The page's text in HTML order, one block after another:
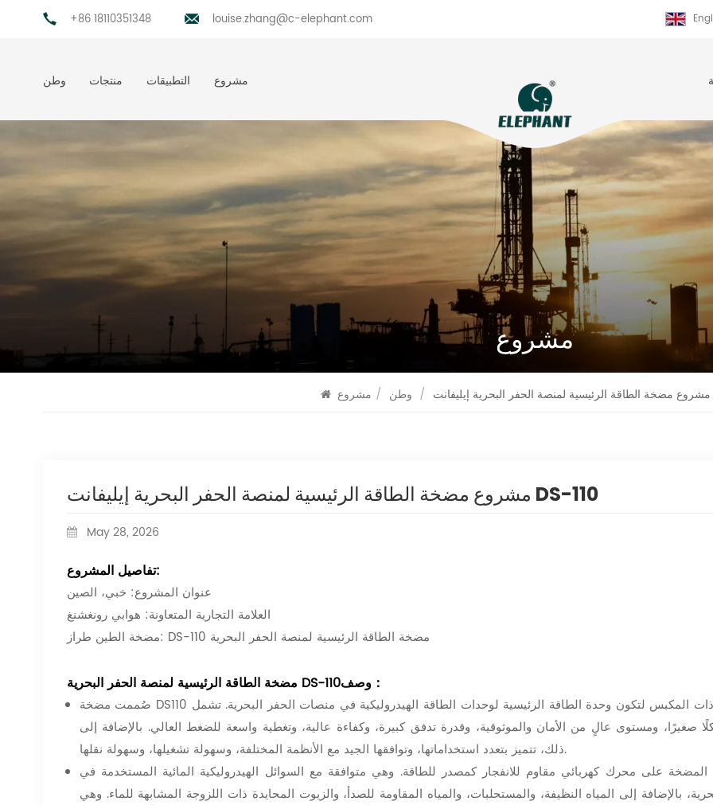
+86 18110351348 louise.zhang@c-elephant.com
وطن منتجات التطبيقات مشروع
مشروع
وطن / مشروع /
مشروع مضخة الطاقة الرئيسية لمنصة الحفر البحرية إيليفانت DS-110
May 28, 2026
تفاصيل المشروع:
عنوان المشروع: خبي، الصين
العلامة التجارية المتعاونة: هوابي رونغشنغ
مضخة الطين طراز: DS-110 مضخة الطاقة الرئيسية لمنصة الحفر البحرية
مضخة الطاقة الرئيسية لمنصة الحفر البحرية DS-110وصف：
صُممت مضخة DS110 الكهربائية ذات المكبس لتكون وحدة الطاقة الرئيسية لوحدات الطاقة الهيدروليكية في منصات الحفر البحرية. تشمل
صغيرًا، ومستوى عالٍ من الأمان والموثوقية، وقدرة تدفق كبيرة، وكفاءة عالية، وتغطية واسعة للضغط العالي. بالإضافة إلى
ذلك، تتميز بتعدد استخداماتها، وتوافقها الجيد مع الأنظمة المختلفة، وسهولة تشغيلها، وسهولة نقلها.
المضخة على محرك كهربائي مقاوم للانفجار كمصدر للطاقة. وهي متوافقة مع السوائل الهيدروليكية المائية المستخدمة في
بالإضافة إلى المياه النظيفة، والمستحلبات، والمياه المقاومة للصدأ، والزيوت المحايدة ذات اللزوجة المشابهة للماء. وهي